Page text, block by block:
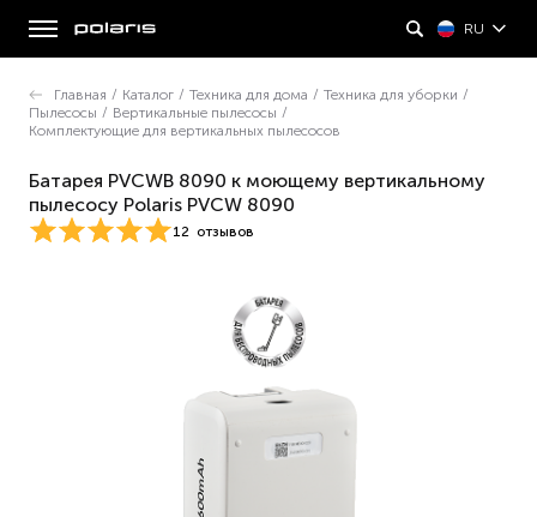
RU
Главная / Каталог / Техника для дома / Техника для уборки /
Пылесосы / Вертикальные пылесосы /
Комплектующие для вертикальных пылесосов
Батарея PVCWB 8090 к моющему вертикальному
пылесосу Polaris PVCW 8090
12 отзывов